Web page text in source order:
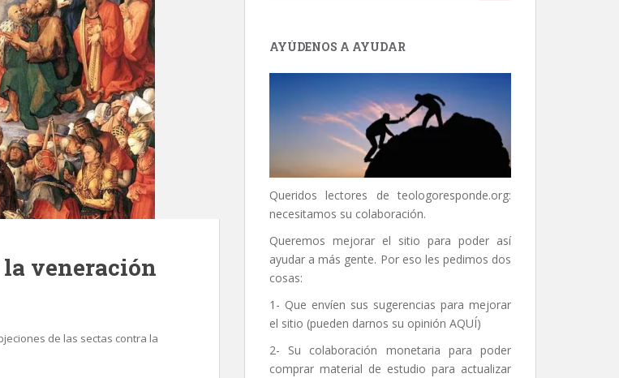
veneración
de las sectas contra la
AYÚDENOS A AYUDAR
Queridos lectores de teologoresponde.org:
necesitamos su colaboración.
Queremos mejorar el sitio para poder así
ayudar a más gente. Por eso les pedimos dos
cosas:
1- Que envíen sus sugerencias para mejorar
el sitio (pueden darnos su opinión AQUÍ)
2- Su colaboración monetaria para poder
comprar material de estudio para actualizar